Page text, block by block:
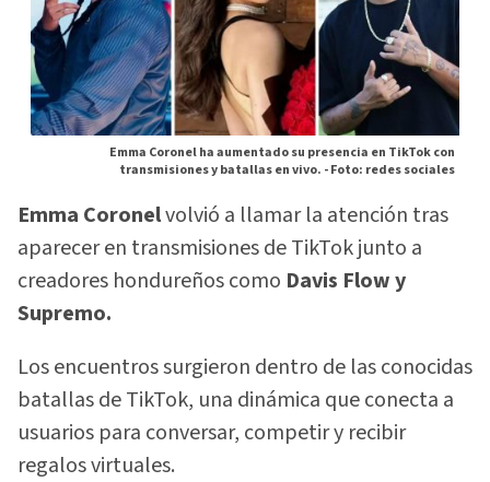
Emma Coronel ha aumentado su presencia en TikTok con
transmisiones y batallas en vivo. -Foto: redes sociales
Emma Coronelvolvió a llamar la atención tras
aparecer en transmisiones de TikTok junto a
creadores hondureños como Davis Flow y
Supremo.
Los encuentros surgieron dentro de las conocidas
batallas de TikTok, una dinámica que conecta a
usuarios para conversar, competir y recibir
regalos virtuales.